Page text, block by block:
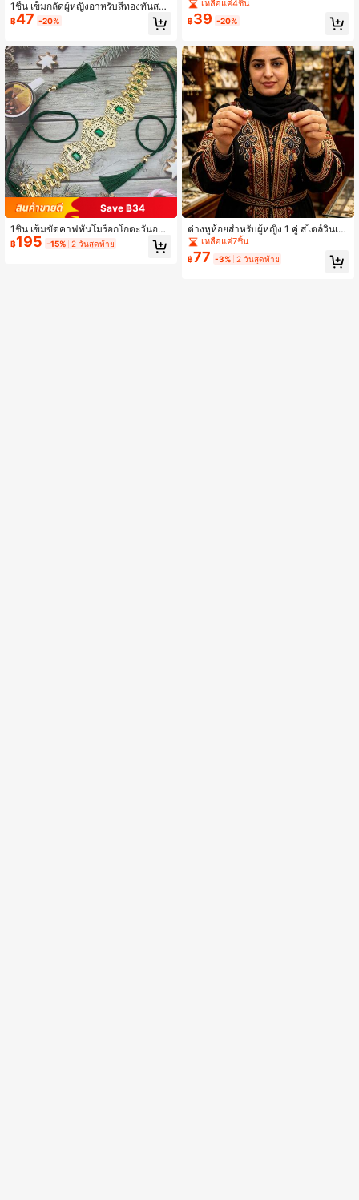
1ชิ้น เข็มกลัดผู้หญิงอาหรับสีทองทันสมั
ย, ประดับพลอยเทียมหลากสี, ลวดลายด
อกไม้พืชกลวง, จี้หยดน้ำห่วงโซ่พู่, เครื่อ
ข็มกลัด Kaftan โมร็อกโก, เข็มกลัดผ้าพั
นคอผ้าคลุมศีรษะ, เข็มกลัดเจ้าสาวซาฮ
าราแอฟริกาเหนือ
฿47 -20%
Save ฿34
1ชิ้น เข็มขัดคาฟทันโมร็อกโกตะวันออก
กลางสีทอง, เชือกพู่ทอมือ, ปรับความยา
วได้ ชุดคลุมเจ้าสาวอาหรับ โซ่เอว
฿195 -15% 2 วันสุดท้าย
หะ เหมาะสำหรับงานพิธีการ งานเลี้ยงสั
งคม เครื่องประดับ ชุดลำลองที่หลากหล
หาด ของขวัญวันหยุด
เหลือแค่4ชิ้น
฿39 -20%
ต่างหูห้อยสำหรับผู้หญิง 1 คู่ สไตล์วินเท
จออตโตมันตุรกี สีดำ ประดับพลอยเทียม
และพู่ สีทองโบราณ ลายฉลุโปร่งรูปหัวใ
จและหยดน้ำ
เหลือแค่7ชิ้น
฿77 -3% 2 วันสุดท้าย